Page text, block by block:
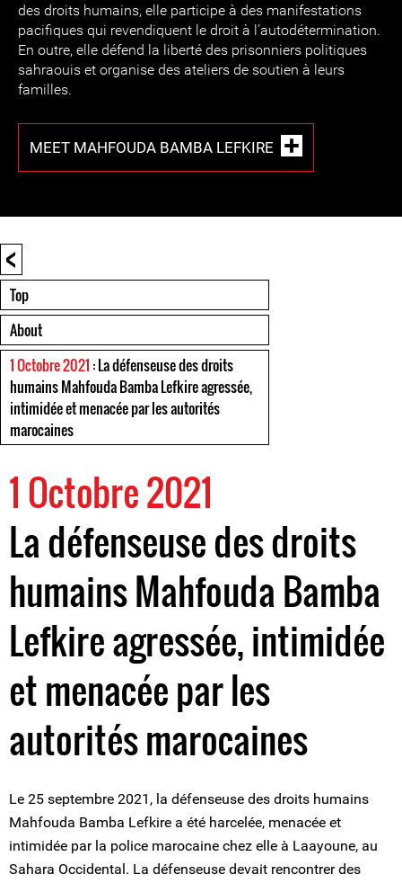
des droits humains, elle participe à des manifestations
pacifiques qui revendiquent le droit à l'autodétermination.
En outre, elle défend la liberté des prisonniers politiques
sahraouis et organise des ateliers de soutien à leurs
familles.
MEET MAHFOUDA BAMBA LEFKIRE
<
Top
About
1 Octobre 2021 : La défenseuse des droits
humains Mahfouda Bamba Lefkire agressée,
intimidée et menacée par les autorités
marocaines
1 Octobre 2021
La défenseuse des droits
humains Mahfouda Bamba
Lefkire agressée, intimidée
et menacée par les
autorités marocaines
Le 25 septembre 2021, la défenseuse des droits humains
Mahfouda Bamba Lefkire a été harcelée, menacée et
intimidée par la police marocaine chez elle à Laayoune, au
Sahara Occidental. La défenseuse devait rencontrer des